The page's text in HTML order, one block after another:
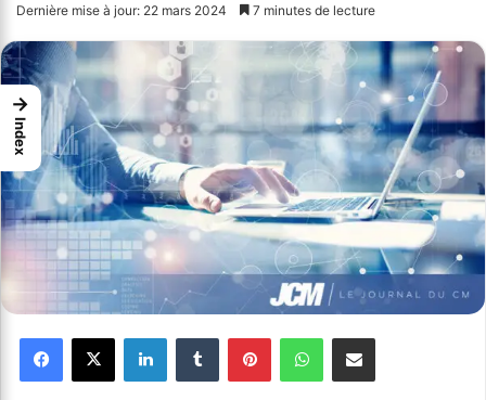
Dernière mise à jour: 22 mars 2024 7 minutes de lecture
→
Index